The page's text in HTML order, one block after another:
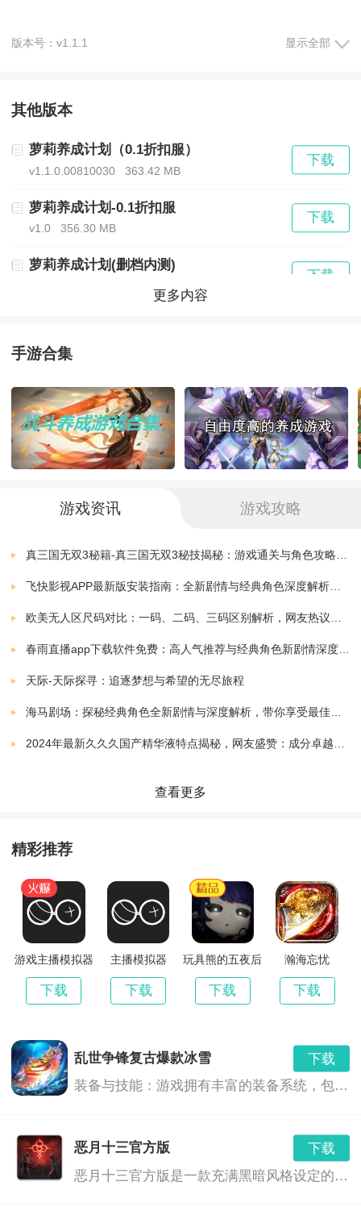
游戏福利
活动时间：2023年6月12日~永久
利请联系客服咨询
注意：
1. 单日大额福利存在变动，以咨询客服为准
2.需充值前联系客服咨询，充值后无法申请
3.申请后2个工作日内发放，还请玩家耐心等待
4.在法律允许的范围内，本公司拥有最终解释权
发放方式为：向客服申请，两个工作日内发送至玩家邮
《萝莉养成计划（暴爽百抽飞升）》单日累计充值活动
活动时间：2023年6月12日~永久
发放方式为：向客服申请，两个工作日内发送至玩家邮
箱。
券*50、幸运币*100
单日累充300元：
特级召集令*2、圣级奇物坐骑自选宝箱*1、挂机令*30、
高级招募券*100、幸运币*100
随机UR30武将宝箱*1、SSR级自选装备宝箱*1、SSR同
伴自选令*4、挂机令*50、幸运币*150
单日累充1000元：
随机UR36武将宝箱*1、随机UR级武具宝箱*1、SSR级
版本号：v1.1.1 显示全部
其他版本
萝莉养成计划（0.1折扣服）
v1.1.0.00810030 363.42 MB
下载
萝莉养成计划-0.1折扣服
v1.0 356.30 MB
下载
萝莉养成计划(删档内测)
下载
v1.1.1
v1.1.1 285.98 MB
下载
萝莉养成计划（送妖狐妲己）
v1.1.1 286.06 MB
下载
290.10 MB
萝莉养成计划（天下无双吕布）
下载
萝莉养成计划（送无双吕布布）
下载
v1.1.1 373.40 MB
v1.0 45.00 MB
下载
更多内容
手游合集
游戏资讯 游戏攻略
天际-天际探寻：追逐梦想与希望的无尽旅程
海马剧场：探秘经典角色全新剧情与深度解析，带你享受最佳观剧指南
2024年最新久久久国产精华液特点揭秘，网友盛赞：成分卓越，效果显著！
查看更多
精彩推荐
游戏主播模拟器
下载
主播模拟器
下载
玩具熊的五夜后
下载
瀚海忘忧
下载
乱世争锋复古爆款冰雪
下载
装备与技能：游戏拥有丰富的装备系统，包括冰属性的武器和装备，提供了玩家更多策略选择。玩家可以通过战斗、任务和活动获得装备，也可以通过升级技能和提升角色属性来增强战斗力。
恶月十三官方版
下载
恶月十三官方版是一款充满黑暗风格设定的幻想世界背景下的角色扮演游戏。在这个充满神秘和危险的世界中，玩家将扮演一位勇敢的冒险者，通过探索、战斗和决策，揭开隐藏在恶月十三背后的深层次秘密。